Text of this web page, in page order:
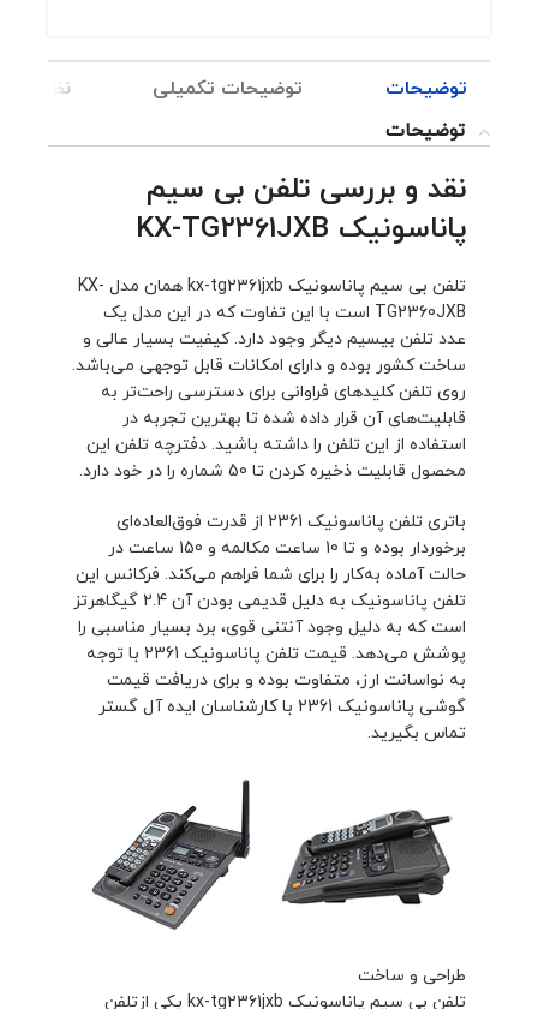
توضیحات توضیحات تکمیلی
نظرات (0)
توضیحات
نقد و بررسی تلفن بی سیم
پاناسونیک KX-TG2361JXB
تلفن بی سیم پاناسونیک kx-tg2361jxb همان مدل KX-
TG2360JXB است با این تفاوت که در این مدل یک
عدد تلفن بیسیم دیگر وجود دارد. کیفیت بسیار عالی و
ساخت کشور بوده و دارای امکانات قابل توجهی می‌باشد.
روی تلفن کلیدهای فراوانی برای دسترسی راحت‌تر به
قابلیت‌های آن قرار داده شده تا بهترین تجربه در
استفاده از این تلفن را داشته باشید. دفترچه تلفن این
محصول قابلیت ذخیره کردن تا 50 شماره را در خود دارد.
باتری تلفن پاناسونیک 2361 از قدرت فوق‌العاده‌ای
برخوردار بوده و تا 10 ساعت مکالمه و 150 ساعت در
حالت آماده به‌کار را برای شما فراهم می‌کند. فرکانس این
تلفن پاناسونیک به دلیل قدیمی بودن آن 2.4 گیگاهرتز
است که به دلیل وجود آنتنی قوی، برد بسیار مناسبی را
پوشش می‌دهد. قیمت تلفن پاناسونیک 2361 با توجه
به نواسانت ارز، متفاوت بوده و برای دریافت قیمت
گوشی پاناسونیک 2361 با کارشناسان ایده آل گستر
تماس بگیرید.
طراحی و ساخت
تلفن بی سیم پاناسونیک kx-tg2361jxb یکی ازتلفن